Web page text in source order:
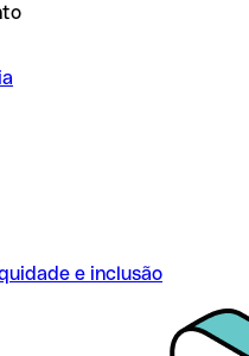
e inclusão